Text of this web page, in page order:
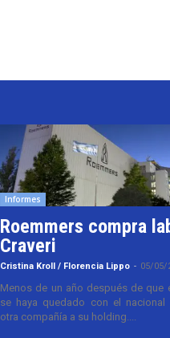
Informes
Roemmers compra
Craveri
Cristina Kroll / Florencia Lippo - 05/05/
Menos de un año después de que
se haya quedado con el nacional
otra compañía a su holding....